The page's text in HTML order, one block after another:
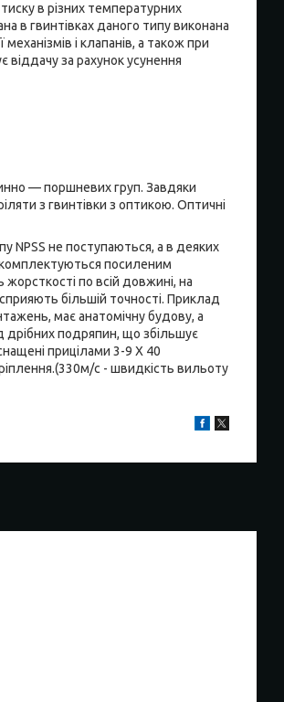
в різних температурних
в гвинтівках даного типу виконана
і клапанів, а також при
за рахунок усунення
— поршневих груп. Завдяки
з гвинтівки з оптикою. Оптичні
NPSS не поступаються, а в деяких
комплектуються посиленим
по всій довжині, на
більшій точності. Приклад
має анатомічну будову, а
дрібних подряпин, що збільшує
прицілами 3-9 X 40
с - швидкість вильоту